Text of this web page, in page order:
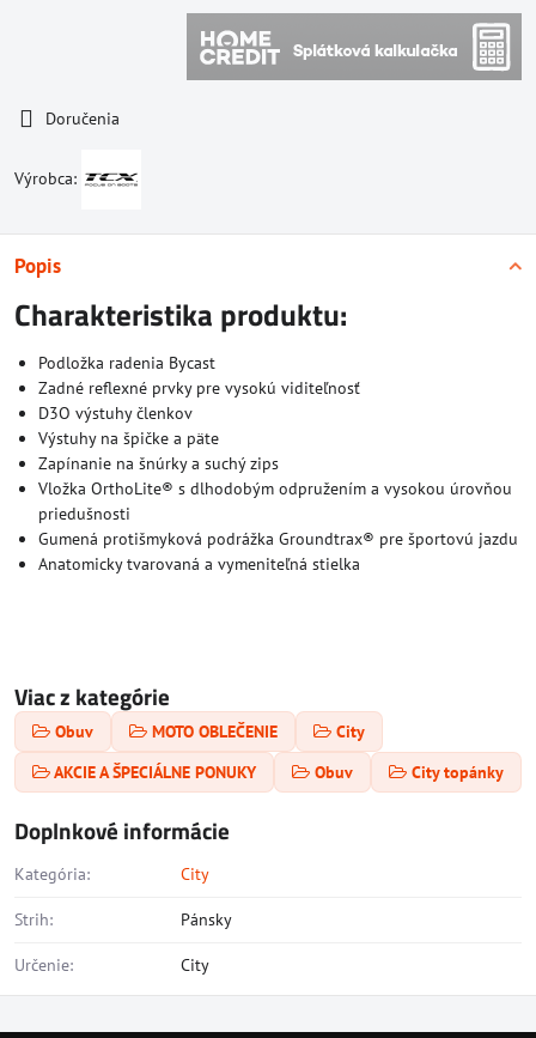
Doručenia
Výrobca:
Popis
Charakteristika produktu:
Podložka radenia Bycast
Zadné reflexné prvky pre vysokú viditeľnosť
D3O výstuhy členkov
Výstuhy na špičke a päte
Zapínanie na šnúrky a suchý zips
Vložka OrthoLite® s dlhodobým odpružením a vysokou úrovňou
priedušnosti
Gumená protišmyková podrážka Groundtrax® pre športovú jazdu
Anatomicky tvarovaná a vymeniteľná stielka
Viac z kategórie
Obuv MOTO OBLEČENIE
City
AKCIE A ŠPECIÁLNE PONUKY
Obuv City topánky
Doplnkové informácie
Kategória: City
Strih: Pánsky
Určenie: City